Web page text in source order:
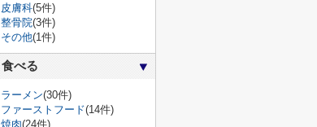
皮膚科(5件)
整骨院(3件)
その他(1件)
食べる
ラーメン(30件)
ファーストフード(14件)
焼肉(24件)